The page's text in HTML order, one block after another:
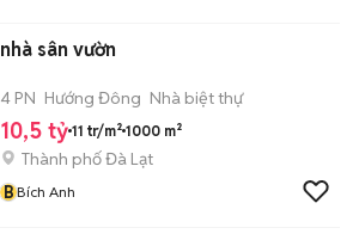
nhà sân vườn
4 PN Hướng Đông Nhà biệt thự
10,5 tỷ 11 tr/m² 1000 m²
Thành phố Đà Lạt
BBích Anh